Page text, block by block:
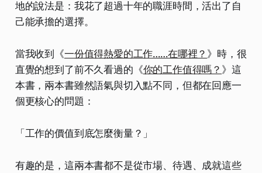
地的說法是：我花了超過十年的職涯時間，活出了自
己能承擔的選擇。
當我收到《一份值得熱愛的工作……在哪裡？ 》時，很
直覺的想到了前不久看過的《你的工作值得嗎？ 》這
本書，兩本書雖然語氣與切入點不同，但都在回應一
個更核心的問題：
「工作的價值到底怎麼衡量？」
有趣的是，這兩本書都不是從市場、待遇、成就這些